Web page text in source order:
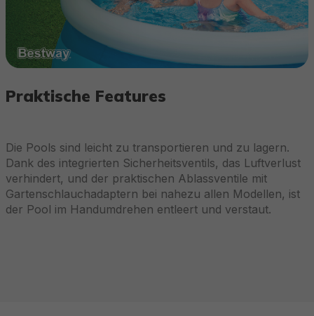
Praktische Features
Die Pools sind leicht zu transportieren und zu lagern.
Dank des integrierten Sicherheitsventils, das Luftverlust
verhindert, und der praktischen Ablassventile mit
Gartenschlauchadaptern bei nahezu allen Modellen, ist
der Pool im Handumdrehen entleert und verstaut.